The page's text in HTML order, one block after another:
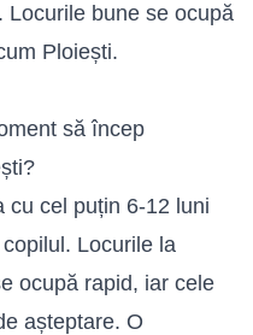
bune se ocupă
Ploiești.
să încep
cu cel puțin 6-12 luni
Locurile la
ocupă rapid, iar cele
așteptare. O